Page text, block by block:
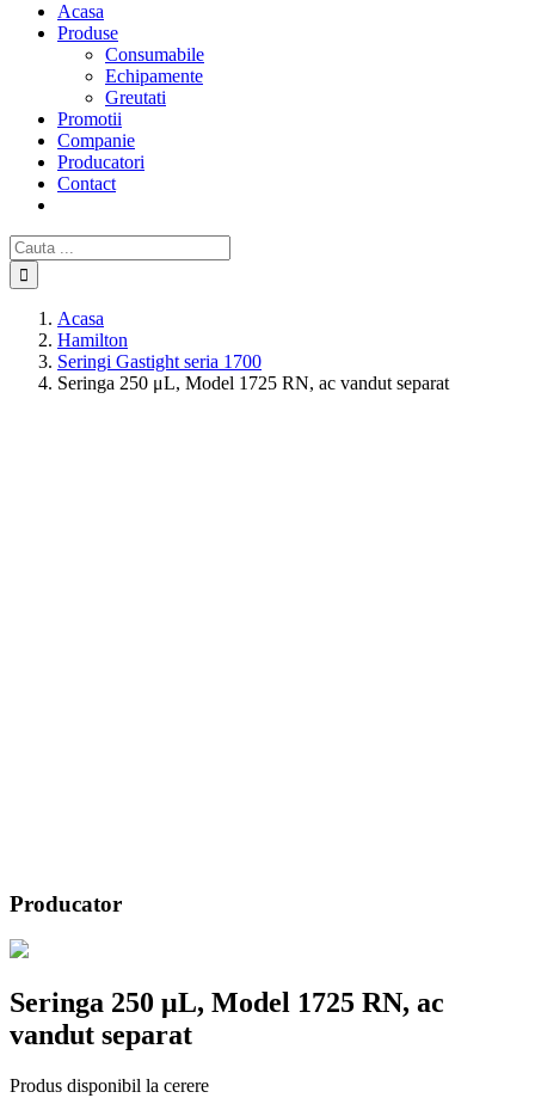
Acasa
Produse
Consumabile
Echipamente
Greutati
Promotii
Companie
Producatori
Contact
Cautare...
Acasa
Hamilton
Seringi Gastight seria 1700
Seringa 250 μL, Model 1725 RN, ac vandut separat
Producator
Seringa 250 μL, Model 1725 RN, ac
vandut separat
Produs disponibil la cerere